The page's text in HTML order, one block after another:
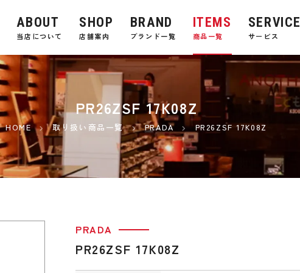
ABOUT
当店について
SHOP
店舗案内
BRAND
ブランド一覧
ITEMS
商品一覧
SERVICE
サービス
PR26ZSF 17K08Z
HOME 取り扱い商品一覧 PRADA PR26ZSF 17K08Z
PRADA
PR26ZSF 17K08Z